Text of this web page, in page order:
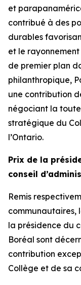
et
contribué à des
durables
et le
de premier plan
philanthropique,
une contribution
négociant la
stratégique du
l’Ontario.
Prix de la
conseil
Remis
communautaires,
la présidence du
Boréal sont
contribution
Collège et de sa